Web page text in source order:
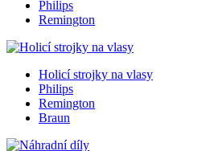
Philips
Remington
Holicí strojky na vlasy
Philips
Remington
Braun